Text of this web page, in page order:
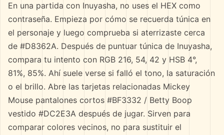
En una partida con Inuyasha, no uses el HEX como
contraseña. Empieza por cómo se recuerda túnica en
el personaje y luego comprueba si aterrizaste cerca
de #D8362A. Después de puntuar túnica de Inuyasha,
compara tu intento con RGB 216, 54, 42 y HSB 4°,
81%, 85%. Ahí suele verse si falló el tono, la saturación
o el brillo. Abre las tarjetas relacionadas Mickey
Mouse pantalones cortos #BF3332 / Betty Boop
vestido #DC2E3A después de jugar. Sirven para
comparar colores vecinos, no para sustituir el